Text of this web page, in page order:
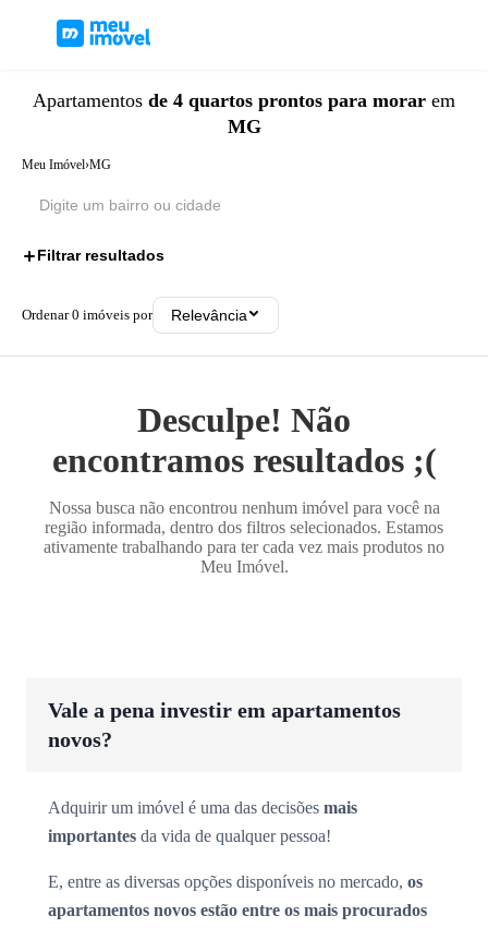
Apartamentos de 4 quartos prontos para morar em
MG
Meu Imóvel›MG
Filtrar resultados
Ordenar0 imóveis por Relevância
Desculpe! Não
encontramos resultados ;(
Nossa busca não encontrou nenhum imóvel para você na
região informada, dentro dos filtros selecionados. Estamos
ativamente trabalhando para ter cada vez mais produtos no
Meu Imóvel.
Vale a pena investir em apartamentos
novos?
Adquirir um imóvel é uma das decisões mais
importantes da vida de qualquer pessoa!
E, entre as diversas opções disponíveis no mercado, os
apartamentos novos estão entre os mais procurados